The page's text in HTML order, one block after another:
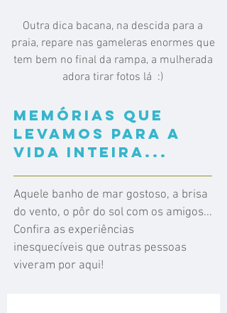
Outra dica bacana, na descida para a
praia, repare nas gameleras enormes que
tem bem no final da rampa, a mulherada
adora tirar fotos lá :)
Memórias que
levamos para a
vida inteira...
Aquele banho de mar gostoso, a brisa
do vento, o pôr do sol com os amigos...
Confira as experiências
inesquecíveis que outras pessoas
viveram por aqui!
Nuno Patraquim da Conceição